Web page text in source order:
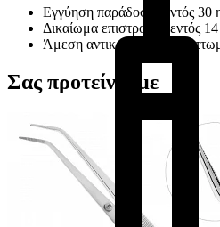
Εγγύηση παράδοσης εντός 30
Δικαίωμα επιστροφής εντός 14
Άμεση αντικατάσταση
Σας προτείνουμε